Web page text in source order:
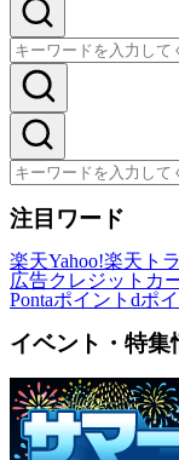
注目ワード
楽天Yahoo!楽天ト
広告クレジットカ
Pontaポイント dポ
イベント・特集